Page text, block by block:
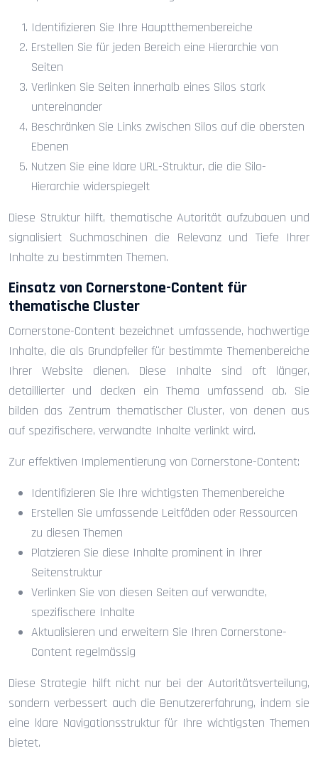
Identifizieren Sie Ihre Hauptthemenbereiche
Erstellen Sie für jeden Bereich eine Hierarchie von
Seiten
Verlinken Sie Seiten innerhalb eines Silos stark
untereinander
Beschränken Sie Links zwischen Silos auf die obersten
Ebenen
Nutzen Sie eine klare URL-Struktur, die die Silo-
Hierarchie widerspiegelt
Diese Struktur hilft, thematische Autorität aufzubauen und
signalisiert Suchmaschinen die Relevanz und Tiefe Ihrer
Inhalte zu bestimmten Themen.
Einsatz von Cornerstone-Content für
thematische Cluster
Cornerstone-Content bezeichnet umfassende, hochwertige
Inhalte, die als Grundpfeiler für bestimmte Themenbereiche
Ihrer Website dienen. Diese Inhalte sind oft länger,
detaillierter und decken ein Thema umfassend ab. Sie
bilden das Zentrum thematischer Cluster, von denen aus
auf spezifischere, verwandte Inhalte verlinkt wird.
Zur effektiven Implementierung von Cornerstone-Content:
Identifizieren Sie Ihre wichtigsten Themenbereiche
Erstellen Sie umfassende Leitfäden oder Ressourcen
zu diesen Themen
Platzieren Sie diese Inhalte prominent in Ihrer
Seitenstruktur
Verlinken Sie von diesen Seiten auf verwandte,
spezifischere Inhalte
Aktualisieren und erweitern Sie Ihren Cornerstone-
Content regelmässig
Diese Strategie hilft nicht nur bei der Autoritätsverteilung,
sondern verbessert auch die Benutzererfahrung, indem sie
eine klare Navigationsstruktur für Ihre wichtigsten Themen
bietet.